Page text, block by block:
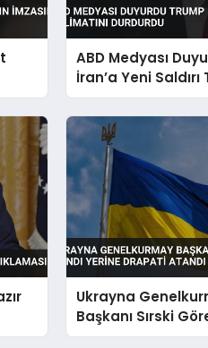
ABD Medyası
İran’a Yeni Saldırı
Durdurdu
Ukrayna
Başkanı Sırski
Yerine Drapati